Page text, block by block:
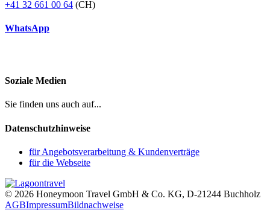
+41 32 661 00 64 (CH)
WhatsApp
Soziale Medien
Sie finden uns auch auf...
Datenschutzhinweise
für Angebotsverarbeitung & Kundenverträge
für die Webseite
© 2026 Honeymoon Travel GmbH & Co. KG, D-21244 Buchholz
AGBImpressumBildnachweise